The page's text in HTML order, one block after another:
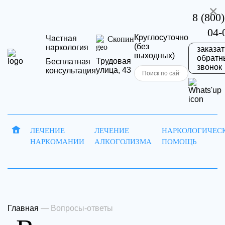
Частная
наркология
Бесплатная
консультация
Скопин
Трудовая
улица, 43
Круглосуточно
(без
выходных)
8
04-
звонок
ЛЕЧЕНИЕ
НАРКОМАНИИ
ЛЕЧЕНИЕ
АЛКОГОЛИЗМА
ПОМОЩЬ
Главная — Вопросы-ответы
Запись
Ваша
заявка
Отправить
×